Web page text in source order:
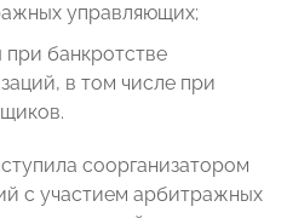
управляющих;
банкротстве
в том числе при
соорганизатором
с участием арбитражных